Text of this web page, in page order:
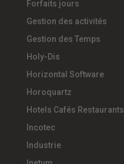
Forfaits jours
Gestion des activités
Gestion des Temps
Holy-Dis
Horizontal Software
Horoquartz
Hotels Cafés Restaurants
Incotec
Industrie